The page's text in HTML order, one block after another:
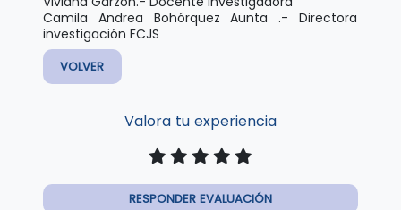
Camila Andrea Bohórquez Aunta .- Directora
investigación FCJS
VOLVER
Valora tu experiencia
RESPONDER EVALUACIÓN